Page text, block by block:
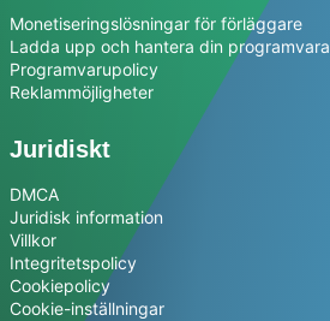
Monetiseringslösningar för förläggare
Ladda upp och hantera din programvara
Programvarupolicy
Reklammöjligheter
Juridiskt
DMCA
Juridisk information
Villkor
Integritetspolicy
Cookiepolicy
Cookie-inställningar